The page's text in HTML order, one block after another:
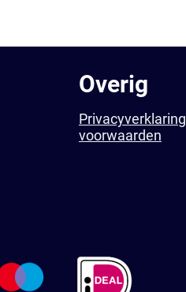
Overig
Privacyverklaring
voorwaarden